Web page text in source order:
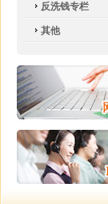
反洗钱专栏
其他